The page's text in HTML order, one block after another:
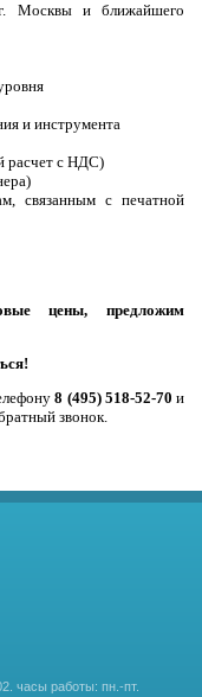
Москвы и ближайшего
и инструмента
расчет с НДС)
связанным с печатной
цены, предложим
8 (495) 518-52-70 и
звонок.
часы работы: пн.-пт.